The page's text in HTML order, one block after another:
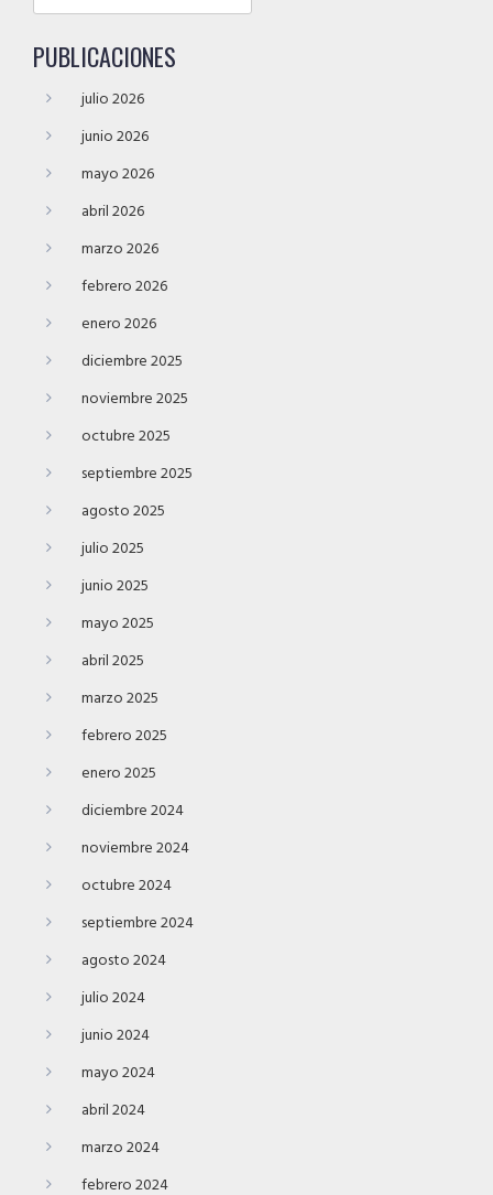
PUBLICACIONES
julio 2026
junio 2026
mayo 2026
abril 2026
marzo 2026
febrero 2026
enero 2026
diciembre 2025
noviembre 2025
octubre 2025
septiembre 2025
agosto 2025
julio 2025
junio 2025
mayo 2025
abril 2025
marzo 2025
febrero 2025
enero 2025
diciembre 2024
noviembre 2024
octubre 2024
septiembre 2024
agosto 2024
julio 2024
junio 2024
mayo 2024
abril 2024
marzo 2024
febrero 2024